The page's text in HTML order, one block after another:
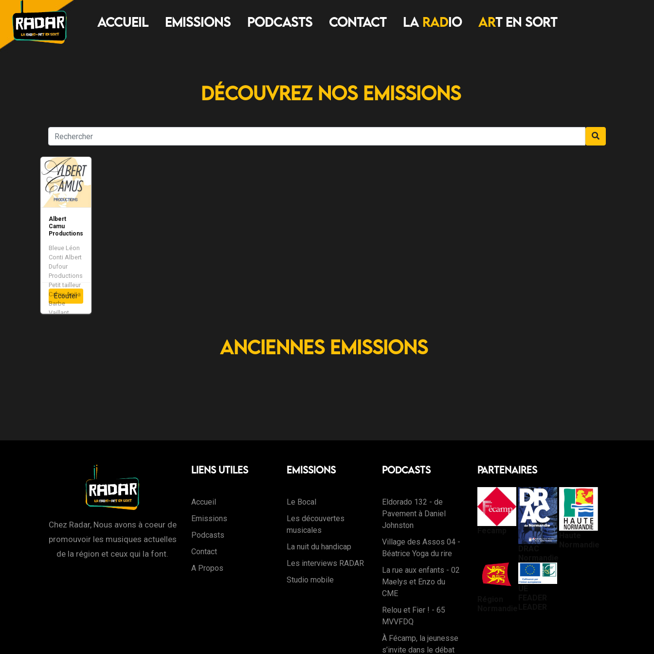
Accueil Emissions Podcasts Contact LA RADIO ART EN SORT
Découvrez nos Emissions
Albert
Camu
Productions
Bleue Léon
Conti Albert
Dufour
Productions
Petit tailleur
Camu Anita
Barbe
Vaillant
Écouter
Anciennes Emissions
Chez Radar, Nous avons à coeur de
promouvoir les musiques actuelles
de la région et ceux qui la font.
Liens Utiles
Accueil
Emissions
Podcasts
Contact
A Propos
Emissions
Le Bocal
Les découvertes
musicales
La nuit du handicap
Les interviews RADAR
Studio mobile
Podcasts
Eldorado 132 - de
Pavement à Daniel
Johnston
Village des Assos 04 -
Béatrice Yoga du rire
La rue aux enfants - 02
Maelys et Enzo du
CME
Relou et Fier ! - 65
MVVFDQ
À Fécamp, la jeunesse
s’invite dans le débat
Partenaires